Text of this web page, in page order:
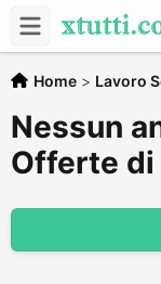
Home > Lavoro
Nessun
Offerte di